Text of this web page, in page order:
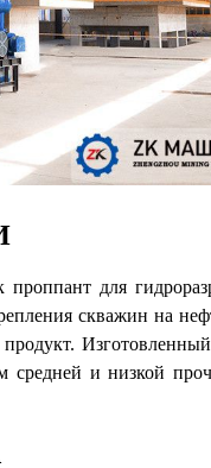
для
скважин на
средней и низкой